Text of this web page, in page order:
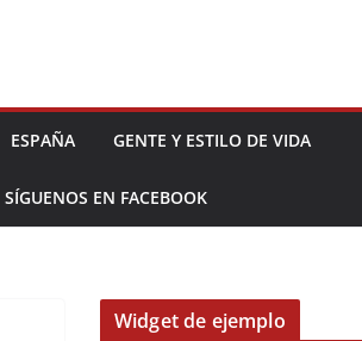
ESPAÑA GENTE Y ESTILO DE VIDA
SÍGUENOS EN FACEBOOK
Widget de ejemplo